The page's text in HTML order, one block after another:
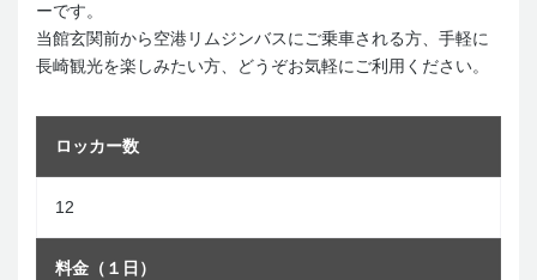
ーです。
当館玄関前から空港リムジンバスにご乗車される方、手軽に
長崎観光を楽しみたい方、どうぞお気軽にご利用ください。
ロッカー数
12
料金（１日）